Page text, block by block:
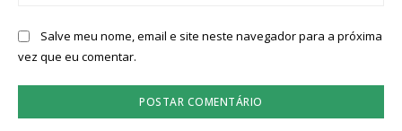
Salve meu nome, email e site neste navegador para a próxima
vez que eu comentar.